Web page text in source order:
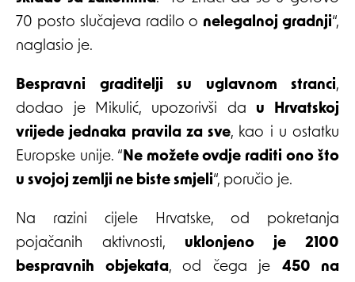
70 posto slučajeva radilo o nelegalnoj gradnji“,
naglasio je.
Bespravni graditelji su uglavnom stranci,
dodao je Mikulić, upozorivši da u Hrvatskoj
vrijede jednaka pravila za sve, kao i u ostatku
Europske unije. “Ne možete ovdje raditi ono što
u svojoj zemlji ne biste smjeli“, poručio je.
Na razini cijele Hrvatske, od pokretanja
pojačanih aktivnosti, uklonjeno je 2100
bespravnih objekata, od čega je 450 na